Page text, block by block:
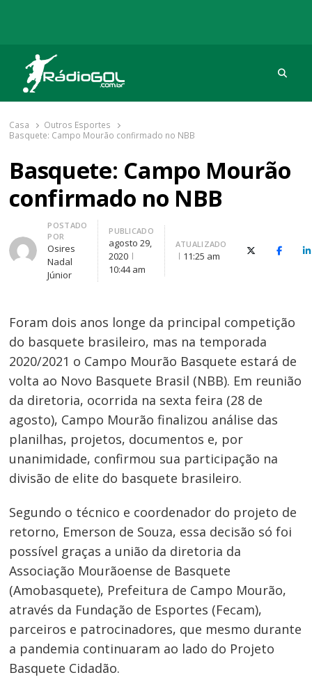
Rádio Gol
Há mais de 20 anos com as melhores coberturas
Casa
Outros Esportes
Basquete: Campo Mourão confirmado no NBB
Basquete: Campo Mourão
confirmado no NBB
Autor
POSTADO
POR
Osires
Nadal
Júnior
PUBLICADO
agosto 29,
2020
10:44 am
ATUALIZADO
11:25 am X (Twitter)
Foram dois anos longe da principal competição
do basquete brasileiro, mas na temporada
2020/2021 o Campo Mourão Basquete estará de
volta ao Novo Basquete Brasil (NBB). Em reunião
da diretoria, ocorrida na sexta feira (28 de
agosto), Campo Mourão finalizou análise das
planilhas, projetos, documentos e, por
unanimidade, confirmou sua participação na
divisão de elite do basquete brasileiro.
Segundo o técnico e coordenador do projeto de
retorno, Emerson de Souza, essa decisão só foi
possível graças a união da diretoria da
Associação Mourãoense de Basquete
(Amobasquete), Prefeitura de Campo Mourão,
através da Fundação de Esportes (Fecam),
parceiros e patrocinadores, que mesmo durante
a pandemia continuaram ao lado do Projeto
Basquete Cidadão.